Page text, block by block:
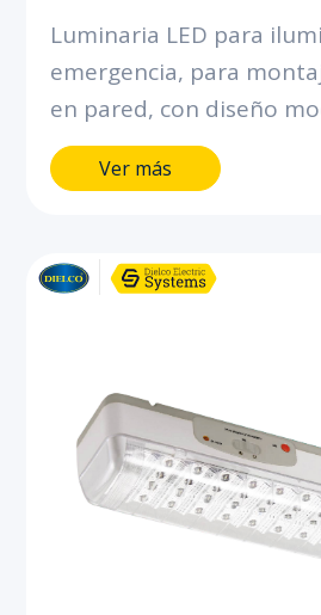
Luminaria LED para
emergencia, para
en pared, con diseño
robusto.Proyección
con batería integrada
Ver más